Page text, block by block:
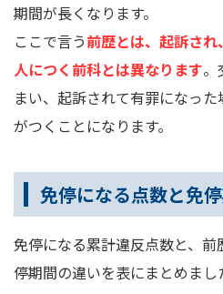
期間が長くなります。
ここで言う前歴とは、起訴さ
人につく前科とは異なります。
まい、起訴されて有罪になっ
がつくことになります。
免停になる点数と免
免停になる累計違反点数と、
停期間の違いを表にまとめまし